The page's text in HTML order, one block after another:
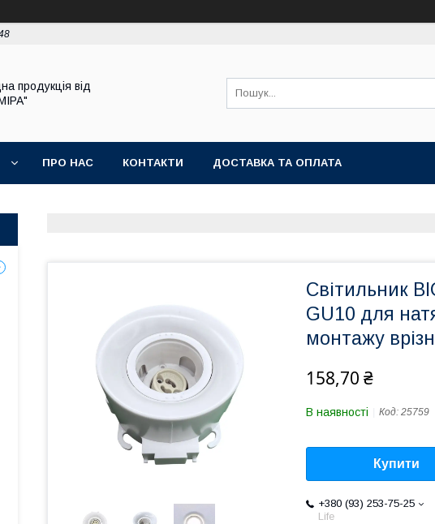
продукція від
ПРО НАС КОНТАКТИ ДОСТАВКА ТА ОПЛАТА
Світильник
GU10 для
монтажу
158,70 ₴
В наявності Код: 25759
Купити
+380 (93) 253-75-25
Life